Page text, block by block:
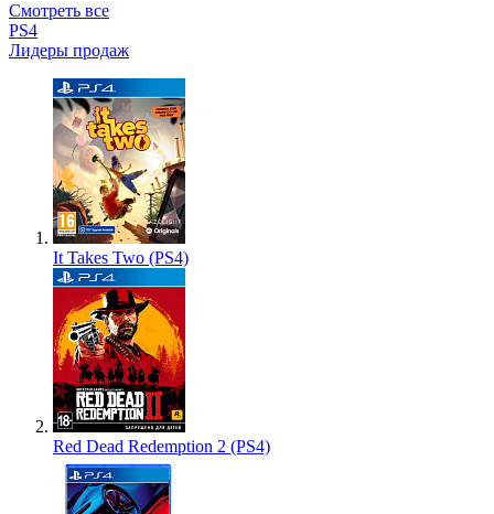
Смотреть все
PS4
Лидеры продаж
It Takes Two (PS4)
Red Dead Redemption 2 (PS4)